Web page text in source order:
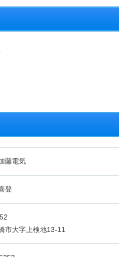
藤電気
登
市大字上検地13-11